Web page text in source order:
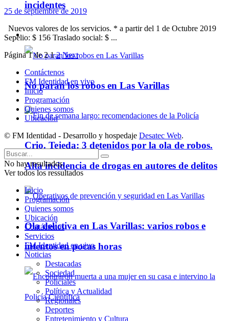
incidentes
Policiales
No paran los robos en Las Varillas
Crio. Tejeda: 3 detenidos por la ola de robos.
Alta incidencia de drogas en autores de delitos
Ola delictiva en Las Varillas: varios robos e
intentos en pocas horas
25 de septiembre de 2019
Nuevos valores de los servicios. * a partir del 1 de Octubre 2019
Sepelio: $ 156 Traslado social: $ ...
Página 1 de 2 1 2 Next
Contáctenos
FM Identidad en vivo
Inicio
Programación
Quienes somos
Ubicación
© FM Identidad - Desarrollo y hospedaje Desatec Web.
No hay resultados.
Ver todos los ressultados
Inicio
Programación
Quienes somos
Ubicación
Contáctenos
Servicios
FM Identidad en vivo
Noticias
Destacadas
Sociedad
Policiales
Política y Actualidad
Regionales
Deportes
Entretenimiento y Cultura